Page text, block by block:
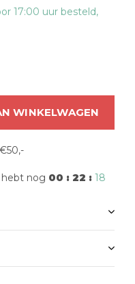
17:00 uur besteld,
WINKELWAGEN
hebt nog 00 : 22 : 18